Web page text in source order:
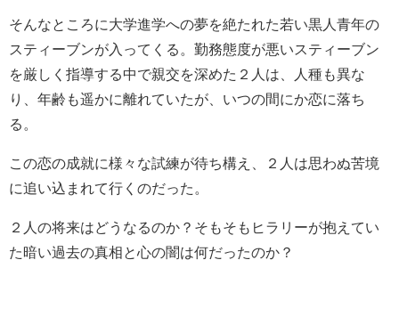
そんなところに大学進学への夢を絶たれた若い黒人青年の
スティーブンが入ってくる。勤務態度が悪いスティーブン
を厳しく指導する中で親交を深めた２人は、人種も異な
り、年齢も遥かに離れていたが、いつの間にか恋に落ち
る。
この恋の成就に様々な試練が待ち構え、２人は思わぬ苦境
に追い込まれて行くのだった。
２人の将来はどうなるのか？そもそもヒラリーが抱えてい
た暗い過去の真相と心の闇は何だったのか？